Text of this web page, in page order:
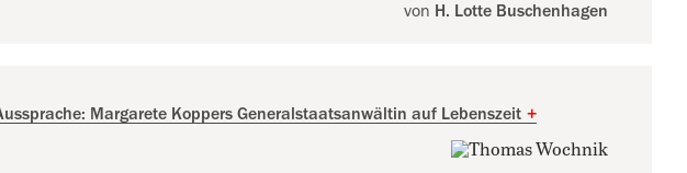
von H. Lotte Buschenhagen
Margarete Koppers Generalstaatsanwältin auf Lebenszeit +